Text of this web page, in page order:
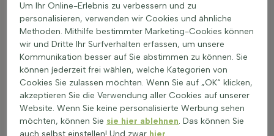
Einzelstücks lange erhalten und der Garten erhält mit
besonderen Bäumen eine klare, persönliche Note.
Besondere Bäume in einem Gartenentwurf
kombinieren
Besondere Bäume geben einem Garten Struktur und schaffen
starke Blickpunkte. Besondere Bäume wirken besonders gut,
wenn genügend Raum für Krone und Stamm bleibt.
Besondere Bäume lassen sich gut mit minimalistischer
Um Ihr Online-Erlebnis zu verbessern und zu
personalisieren, verwenden wir Cookies und ähnliche
Methoden. Mithilfe bestimmter Marketing-Cookies können
wir und Dritte Ihr Surfverhalten erfassen, um unsere
Kommunikation besser auf Sie abstimmen zu können. Sie
können jederzeit frei wählen, welche Kategorien von
Cookies Sie zulassen möchten. Wenn Sie auf „OK“ klicken,
akzeptieren Sie die Verwendung aller Cookies auf unserer
Website. Wenn Sie keine personalisierte Werbung sehen
möchten, können Sie sie hier ablehnen. Das können Sie
auch selbst einstellen! Und zwar hier